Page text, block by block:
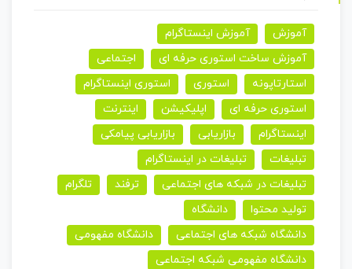
آموزش
آموزش اینستاگرام
آموزش ساخت استوری حرفه ای
اجتماعی
استارتاپونه
استوری
استوری اینستاگرام
استوری حرفه ای
اپلیکیشن
اینترنت
اینستاگرام
بازاریابی
بازاریابی پیامکی
تبلیغات
تبلیغات در اینستاگرام
تبلیغات در شبکه های اجتماعی
ترفند
تلگرام
تولید محتوا
دانشگاه
دانشگاه شبکه های اجتماعی
دانشگاه مفهومی
دانشگاه مفهومی شبکه اجتماعی